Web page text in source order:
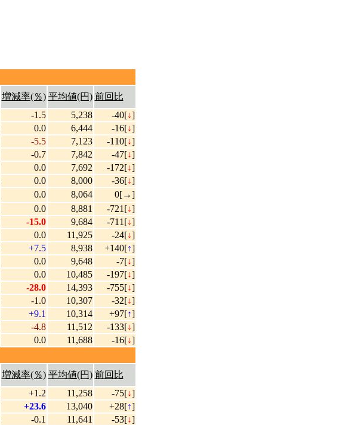
増減率(％) 平均値(円) 前回比
-1.5 5,238 -40[↓]
0.0 6,444 -16[↓]
-5.5 7,123 -110[↓]
-0.7 7,842 -47[↓]
0.0 7,692 -172[↓]
0.0 8,000 -36[↓]
0.0 8,064
0[→]
0.0 8,881 -721[↓]
-15.0 9,684 -711[↓]
0.0 11,925 -24[↓]
+7.5 8,938 +140[↑]
0.0 9,648 -7[↓]
0.0 10,485 -197[↓]
-28.0 14,393 -755[↓]
-1.0 10,307 -32[↓]
+9.1 10,314 +97[↑]
-4.8 11,512 -133[↓]
0.0 11,688 -16[↓]
増減率(％) 平均値(円) 前回比
+1.2 11,258 -75[↓]
+23.6 13,040 +28[↑]
-0.1 11,641 -53[↓]